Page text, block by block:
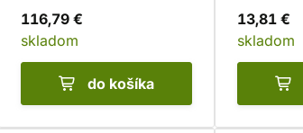
116,79 €
skladom
do košíka
13,81 €
skladom